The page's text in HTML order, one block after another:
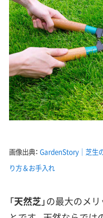
画像出典： GardenStory｜芝生
り方＆お手入れ
「天然芝」の最大のメリ